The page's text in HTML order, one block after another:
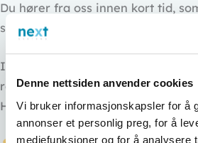
Denne nettsiden anvender cookies
Vi bruker informasjonskapsler for å
annonser et personlig preg, for å
mediefunksjoner og for å analysere
Du hører fra oss innen kort tid,
samme dag.
I mellomtiden kan du lene deg
resten.
Hos Next Systems er du i trygge